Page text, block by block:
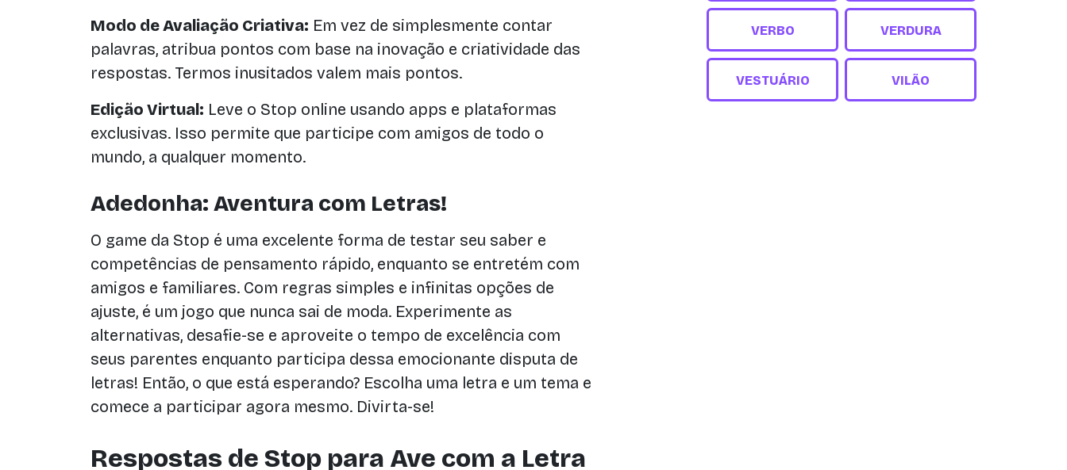
Modo de Avaliação Criativa: Em vez de simplesmente contar
palavras, atribua pontos com base na inovação e criatividade das
respostas. Termos inusitados valem mais pontos.
Edição Virtual: Leve o Stop online usando apps e plataformas
exclusivas. Isso permite que participe com amigos de todo o
mundo, a qualquer momento.
Adedonha: Aventura com Letras!
O game da Stop é uma excelente forma de testar seu saber e
competências de pensamento rápido, enquanto se entretém com
amigos e familiares. Com regras simples e infinitas opções de
ajuste, é um jogo que nunca sai de moda. Experimente as
alternativas, desafie-se e aproveite o tempo de excelência com
seus parentes enquanto participa dessa emocionante disputa de
letras! Então, o que está esperando? Escolha uma letra e um tema e
comece a participar agora mesmo. Divirta-se!
Respostas de Stop para Ave com a Letra
VERBO VERDURA
VESTUÁRIO VILÃO